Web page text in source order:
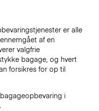
er alle
af en
valgfrie
bagage, og hvert
forsikres for op til
i